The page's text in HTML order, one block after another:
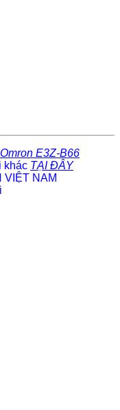
E3Z-B66
khác TẠI ĐÂY
VIỆT NAM